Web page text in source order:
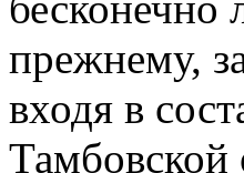
прежнему,
входя в
Тамбовской